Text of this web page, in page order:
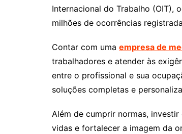
Internacional do Trabalho (OIT),
milhões de ocorrências
Contar com uma empresa de
trabalhadores e atender às
entre o profissional e sua
soluções completas e
Além de cumprir normas, investir
vidas e fortalecer a imagem da